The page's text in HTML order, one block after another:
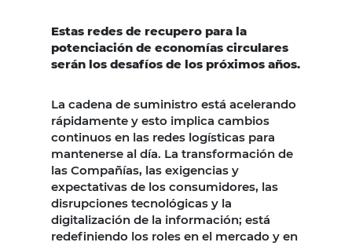
Estas redes de recupero para la
potenciación de economías circulares
serán los desafíos de los próximos años.
La cadena de suministro está acelerando
rápidamente y esto implica cambios
continuos en las redes logísticas para
mantenerse al día. La transformación de
las Compañías, las exigencias y
expectativas de los consumidores, las
disrupciones tecnológicas y la
digitalización de la información; está
redefiniendo los roles en el mercado y en